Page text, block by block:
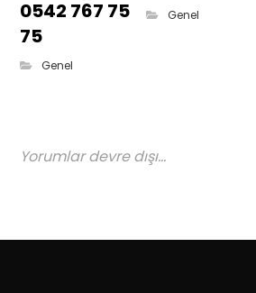
0542 767 75
75
Genel
Genel
Yorumlar devre dışı...